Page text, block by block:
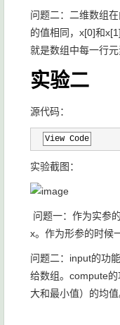
问题二：二维数组
的值相同，x[0]和
就是数组中每一行
实验二
源代码：
View Code
实验截图：
问题一：作为实参
x。作为形参的时候
问题二：input的功
给数组。compute
大和最小值）的均值